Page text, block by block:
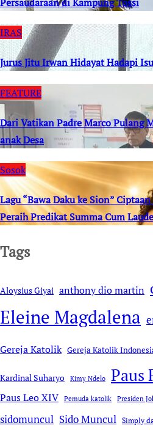
IRAS
Jurus Jitu Irwan Hidayat Hadapi
FEATURE
Dari Vatikan Padre Marco Pulang
anak Desa
Sosok
Lagu “Bawa Daku ke Sion”
Peraih Predikat Summa Cum Laude
Tags
Aloysius Giyai anthony dio martin
Eleine Magdalena
Gereja Katolik Gereja Katolik
Kardinal Suharyo Kimy Ndelo Paus
Paus Leo XIV Pemuda katolik Presiden
sidomuncul Sido Muncul Simply